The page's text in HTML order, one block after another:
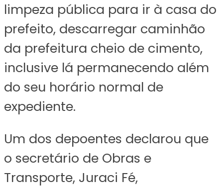
limpeza pública para ir à casa do
prefeito, descarregar caminhão
da prefeitura cheio de cimento,
inclusive lá permanecendo além
do seu horário normal de
expediente.
Um dos depoentes declarou que
o secretário de Obras e
Transporte, Juraci Fé,